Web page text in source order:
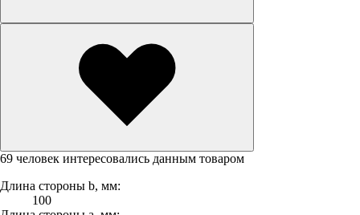
69 человек интересовались данным товаром
Длина стороны b, мм:
100